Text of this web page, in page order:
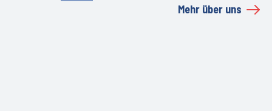
Mehr über uns